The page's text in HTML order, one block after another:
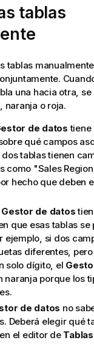
tablas
tablas manualmente,
una hacia otra,
naranja o roja.
de datos tiene
qué campos
tablas tienen
como "Sales
hecho que deben
Gestor de datos
que esas tablas se
ejemplo, si dos
diferentes,
solo dígito, el
naranja porque los
de datos no
Deberá elegir qué
el editor de